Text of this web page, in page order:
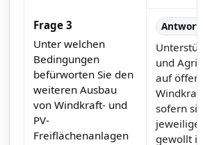
Frage 3
Unter welchen
Bedingungen
befürworten Sie den
weiteren Ausbau
von Windkraft- und
PV-
Freiflächenanlagen
und Agri-
auf
sofern sie
gewollt